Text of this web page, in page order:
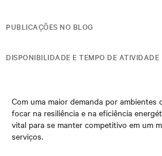
PUBLICAÇÕES NO BLOG
DISPONIBILIDADE E TEMPO DE ATIVIDADE
Com uma maior demanda por ambientes
focar na resiliência e na eficiência
vital para se manter competitivo em um
serviços.